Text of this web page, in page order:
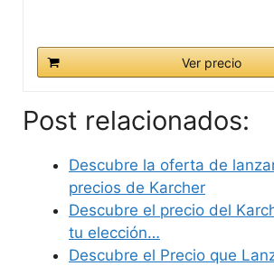
Ver precio
Post relacionados:
Descubre la oferta de
precios de Karcher
Descubre el precio del
tu elección…
Descubre el Precio que